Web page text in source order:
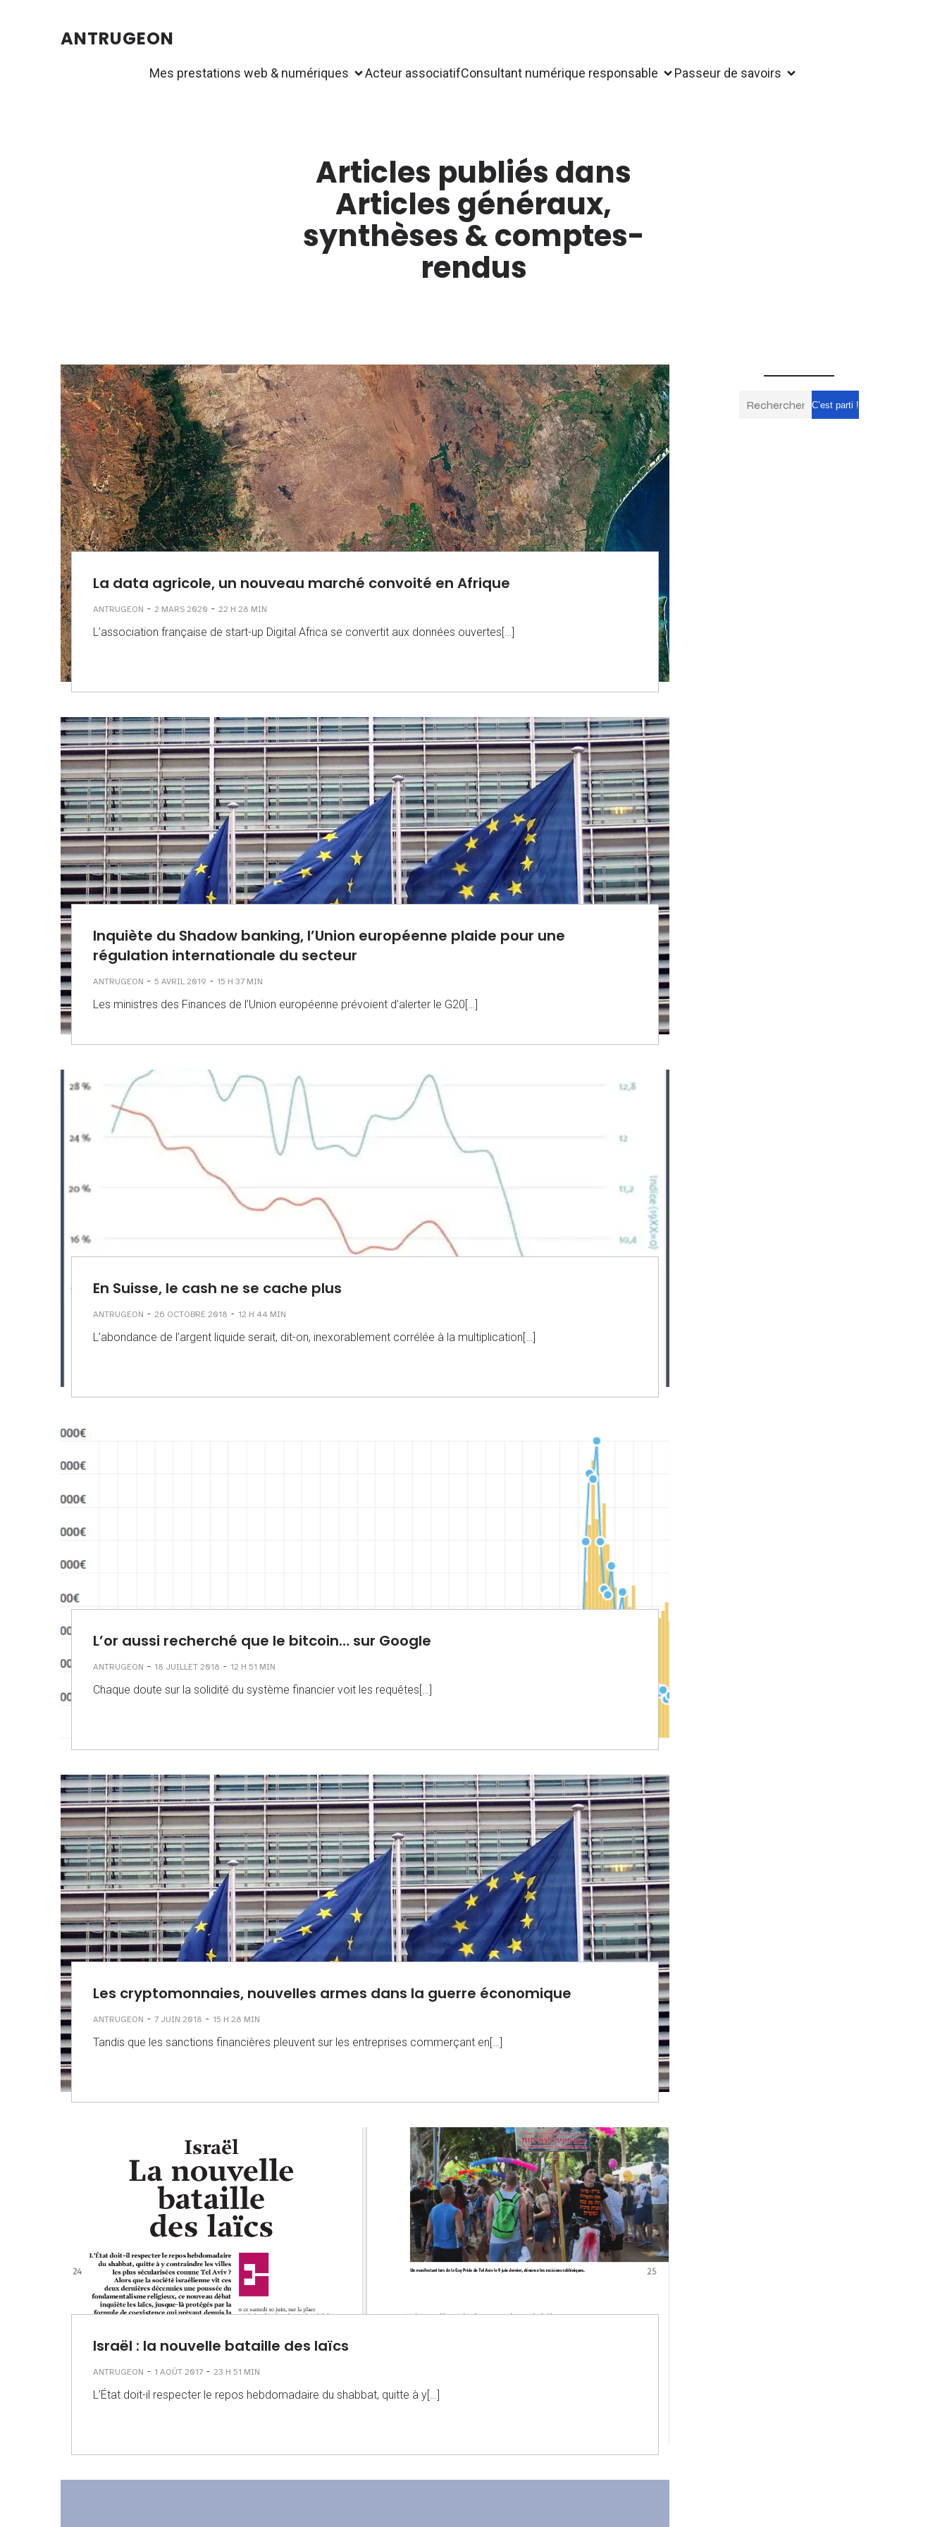
ANTRUGEON
Mes prestations web & numériques Acteur associatifConsultant numérique responsable Passeur de savoirs
Articles publiés dans
Articles généraux,
synthèses & comptes-
rendus
La data agricole, un nouveau marché convoité en Afrique
ANTRUGEON - 2 MARS 2020 - 22 H 28 MIN
L’association française de start-up Digital Africa se convertit aux données ouvertes[…]
Inquiète du Shadow banking, l’Union européenne plaide pour une
régulation internationale du secteur
ANTRUGEON - 5 AVRIL 2019 - 15 H 37 MIN
Les ministres des Finances de l’Union européenne prévoient d’alerter le G20[…]
En Suisse, le cash ne se cache plus
ANTRUGEON - 26 OCTOBRE 2018 - 12 H 44 MIN
L’abondance de l’argent liquide serait, dit-on, inexorablement corrélée à la multiplication[…]
L’or aussi recherché que le bitcoin… sur Google
ANTRUGEON - 18 JUILLET 2018 - 12 H 51 MIN
Chaque doute sur la solidité du système financier voit les requêtes[…]
Les cryptomonnaies, nouvelles armes dans la guerre économique
ANTRUGEON - 7 JUIN 2018 - 15 H 28 MIN
Tandis que les sanctions financières pleuvent sur les entreprises commerçant en[…]
Israël : la nouvelle bataille des laïcs
ANTRUGEON - 1 AOÛT 2017 - 23 H 51 MIN
L’État doit-il respecter le repos hebdomadaire du shabbat, quitte à y[…]
C’est parti !